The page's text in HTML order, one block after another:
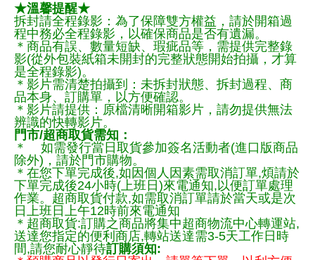
★溫馨提醒★
拆封請全程錄影：為了保障雙方權益，請於開箱過
程中務必全程錄影，以確保商品是否有遺漏。
＊商品有誤、數量短缺、瑕疵品等，需提供完整錄
影(從外包裝紙箱未開封的完整狀態開始拍攝，才算
是全程錄影)。
＊影片需清楚拍攝到：未拆封狀態、拆封過程、商
品本身、訂購單，以方便確認。
＊影片請提供：原檔清晰開箱影片，請勿提供無法
辨識的快轉影片。
門市/超商取貨需知：
＊ 如需發行當日取貨參加簽名活動者(進口版商品
除外)，請於門市購物。
＊在您下單完成後,如因個人因素需取消訂單,煩請於
下單完成後24小時(上班日)來電通知,以便訂單處理
作業。超商取貨付款,如需取消訂單請於當天或是次
日上班日上午12時前來電通知
＊超商取貨:訂購之商品將集中超商物流中心轉運站,
送達您指定的便利商店,轉站送達需3-5天工作日時
間,請您耐心靜待訂購須知: